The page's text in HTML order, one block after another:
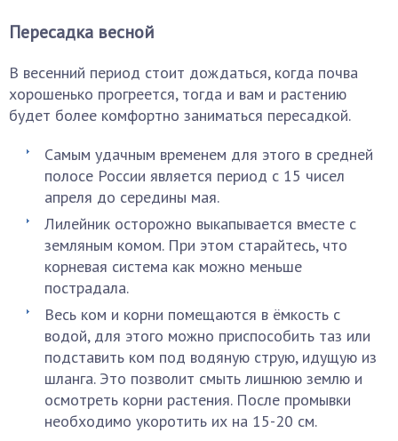
Пересадка весной
В весенний период стоит дождаться, когда почва
хорошенько прогреется, тогда и вам и растению
будет более комфортно заниматься пересадкой.
Самым удачным временем для этого в средней
полосе России является период с 15 чисел
апреля до середины мая.
Лилейник осторожно выкапывается вместе с
земляным комом. При этом старайтесь, что
корневая система как можно меньше
пострадала.
Весь ком и корни помещаются в ёмкость с
водой, для этого можно приспособить таз или
подставить ком под водяную струю, идущую из
шланга. Это позволит смыть лишнюю землю и
осмотреть корни растения. После промывки
необходимо укоротить их на 15-20 см.